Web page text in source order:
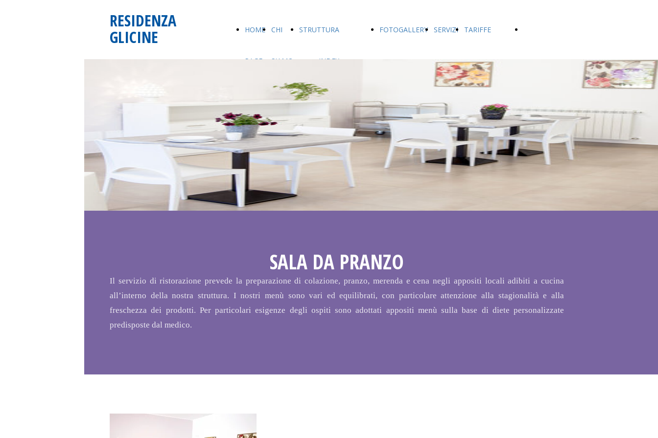
RESIDENZA
GLICINE HOME
PAGE
CHI
SIAMO
STRUTTURA
INDEX
SALA DA
PRANZO
CAMERE
COMUNITARIO
FOTOGALLERY SERVIZI TARIFFE
SALA DA PRANZO
Il servizio di ristorazione prevede la preparazione di colazione, pranzo, merenda e cena negli appositi locali adibiti a cucina
all’interno della nostra struttura. I nostri menù sono vari ed equilibrati, con particolare attenzione alla stagionalità e alla
freschezza dei prodotti. Per particolari esigenze degli ospiti sono adottati appositi menù sulla base di diete personalizzate
predisposte dal medico.